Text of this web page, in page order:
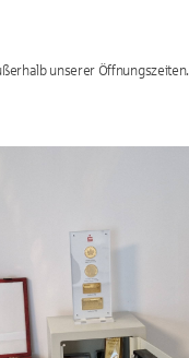
unserer Öffnungszeiten.